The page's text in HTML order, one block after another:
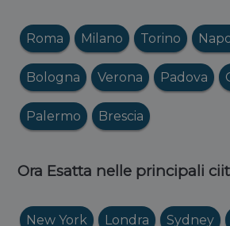
Roma Milano Torino
Bologna Verona Padova
Palermo Brescia
Ora Esatta nelle principali
New York Londra Sydney